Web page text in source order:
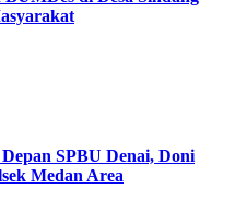
SPBU Denai, Doni
Medan Area